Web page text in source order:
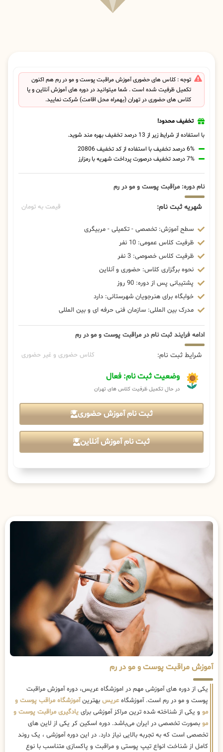
توجه : کلاس های حضوری آموزش مراقبت پوست و مو در رم هم اکنون
تکمیل ظرفیت شده است . شما میتوانید در دوره های آموزش آنلاین و یا
کلاس های حضوری در تهران (بهمراه محل اقامت) شرکت نمایید.
تخفیف محدود!
با استفاده از شرایط زیر از 13 درصد تخفیف بهره مند شوید.
6% درصد تخفیف با استفاده از کد تخفیف 20806
7% درصد تخفیف درصورت پرداخت شهریه با رمزارز
نام دوره: مراقبت پوست و مو در رم
شهریه ثبت نام: قیمت به تومان
سطح آموزش: تخصصی - تکمیلی - مربیگری
ظرفیت کلاس عمومی: 10 نفر
ظرفیت کلاس خصوصی: 3 نفر
نحوه برگزاری کلاس: حضوری و آنلاین
پشتیبانی پس از دوره: 90 روز
خوابگاه برای هنرجویان شهرستانی: دارد
مدرک بین المللی: سازمان فنی حرفه ای و بین المللی
ادامه فرایند ثبت نام در مراقبت پوست و مو در رم
شرایط ثبت نام: کلاس حضوری و غیر حضوری
وضعیت ثبت نام: فعال
در حال تکمیل ظرفیت کلاس های تهران
ثبت نام آموزش حضوری
ثبت نام آموزش آنلاین
آموزش مراقبت پوست و مو در رم
یکی از دوره های آموزشی مهم در اموزشگاه عریس، دوره آموزش مراقبت
پوست و مو در رم است. آموزشگاه عریس بهترینآموزشگاه مراقب پوست و
مو و یکی از شناخته شده ترین مراکز آموزشی برای یادگیری مراقبت پوست و
مو بصورت تخصصی در ایران می‌باشد. دوره اسکین کر یکی از لاین های
تخصصی است که به تجربه بالایی نیاز دارد. در این دوره آموزشی ، یک روند
کامل از شناخت انواع تیپ پوستی و مراقبت و پاکسازی متناسب با نوع